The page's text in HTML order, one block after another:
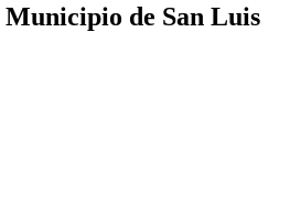
Municipio de San Luis